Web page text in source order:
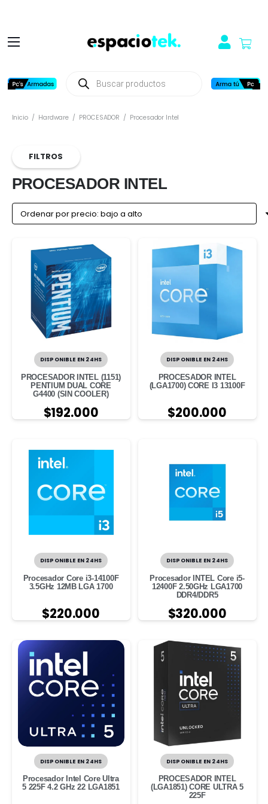
productos
Inicio / Hardware / PROCESADOR / Procesador Intel
FILTROS
PROCESADOR INTEL
DISPONIBLE EN 24HS
PROCESADOR INTEL (1151)
PENTIUM DUAL CORE
G4400 (SIN COOLER)
$192.000
DISPONIBLE EN 24HS
PROCESADOR INTEL
(LGA1700) CORE I3 13100F
$200.000
DISPONIBLE EN 24HS
Procesador Core i3-14100F
3.5GHz 12MB LGA 1700
$220.000
DISPONIBLE EN 24HS
Procesador INTEL Core i5-
12400F 2.50GHz LGA1700
DDR4/DDR5
$320.000
DISPONIBLE EN 24HS
Procesador Intel Core Ultra
5 225F 4.2 GHz 22 LGA1851
DISPONIBLE EN 24HS
PROCESADOR INTEL
(LGA1851) CORE ULTRA 5
225F